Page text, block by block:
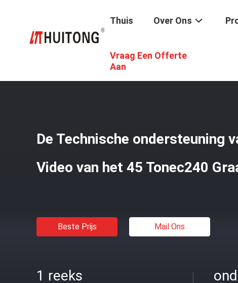
Thuis Over Ons
Vraag Een Offerte
Aan
Boom Van Het Graafwerktuig De Lange
De Technische ondersteuning
Video van het 45 Tonec240
Beste Prijs Mail Ons
1 reeks